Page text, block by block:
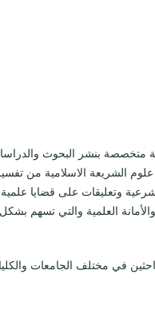
متخصصة بنشر البحوث
الشريعة الاسلامية من
وتعليقات على قضايا
العلمية والتي تسهم
في مختلف الجامعات